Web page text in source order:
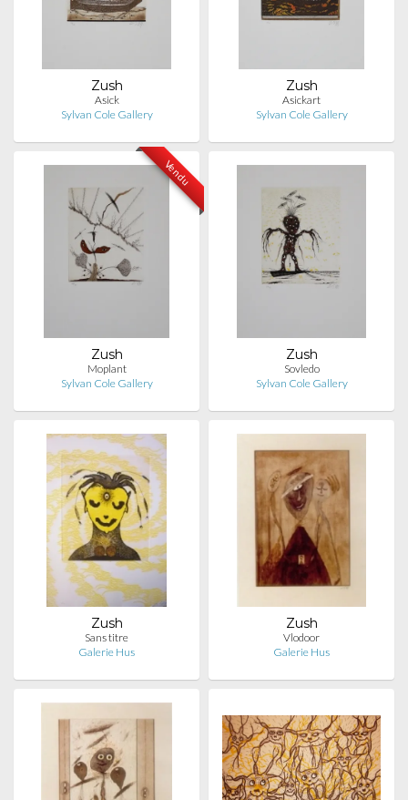
Zush
Asick
Sylvan Cole Gallery
Zush
Asickart
Sylvan Cole Gallery
Vendu
Zush
Moplant
Sylvan Cole Gallery
Zush
Sovledo
Sylvan Cole Gallery
Zush
Sans titre
Galerie Hus
Zush
Vlodoor
Galerie Hus